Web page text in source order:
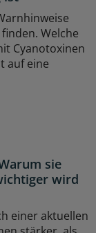
Welche
Cyanotoxinen
auf eine
sie
wird
einer aktuellen